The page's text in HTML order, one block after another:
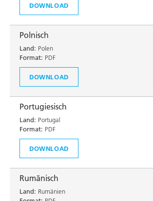
DOWNLOAD
Polnisch
Land: Polen
Format: PDF
DOWNLOAD
Portugiesisch
Land: Portugal
Format: PDF
DOWNLOAD
Rumänisch
Land: Rumänien